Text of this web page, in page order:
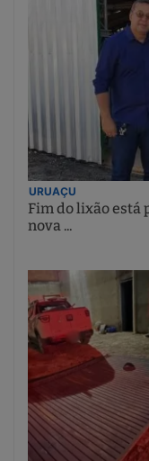
URUAÇU
Fim do lixão está
nova ...